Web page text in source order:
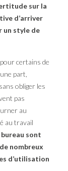
sur la
d’arriver
un style de
certains de
part,
obliger les
pas
au
au travail
bureau sont
nombreux
d’utilisation